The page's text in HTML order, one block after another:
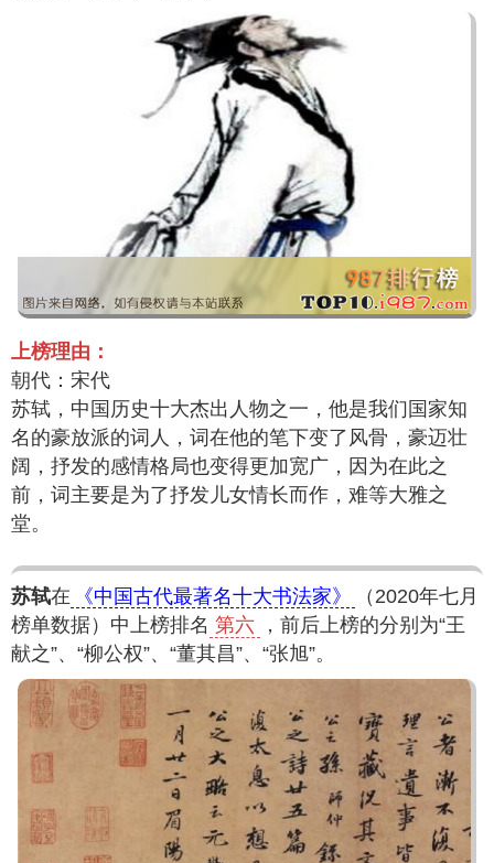
上榜理由：
朝代：宋代
苏轼，中国历史十大杰出人物之一，他是我们国家知
名的豪放派的词人，词在他的笔下变了风骨，豪迈壮
阔，抒发的感情格局也变得更加宽广，因为在此之
前，词主要是为了抒发儿女情长而作，难等大雅之
堂。
苏轼在 《中国古代最著名十大书法家》
（2020年七月
榜单数据）中上榜排名 第六
，前后上榜的分别为“王
献之”、“柳公权”、“董其昌”、“张旭”。